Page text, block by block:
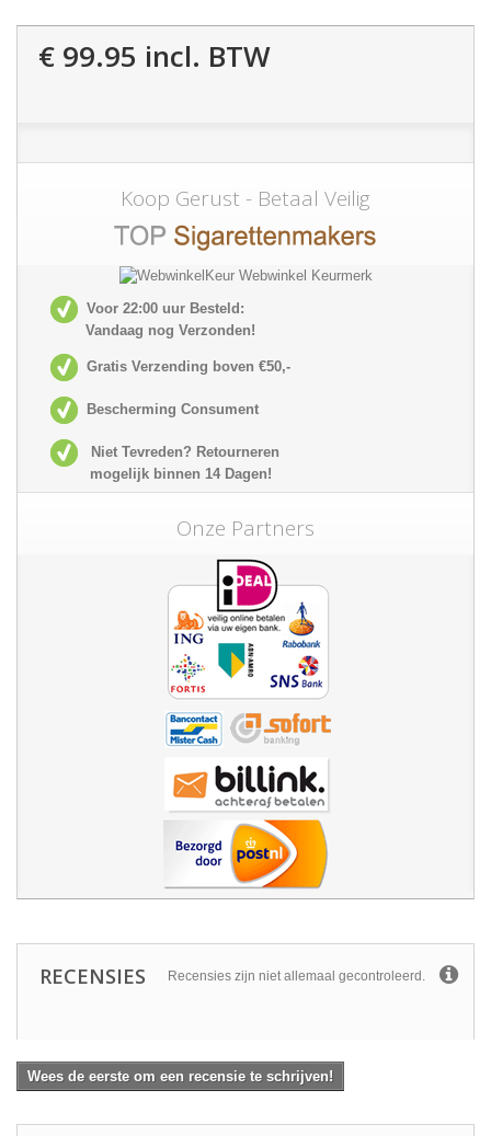
€ 99.95 incl. BTW
Koop Gerust - Betaal Veilig
Voor 22:00 uur Besteld:
Vandaag nog Verzonden!
Gratis Verzending boven €50,-
Bescherming Consument
Niet Tevreden? Retourneren
mogelijk binnen 14 Dagen!
Onze Partners
RECENSIES Recensies zijn niet allemaal gecontroleerd.
Wees de eerste om een recensie te schrijven!